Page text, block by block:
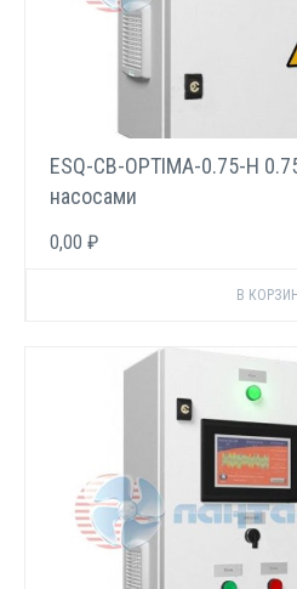
ESQ-CB-OPTIMA-0.75-H
насосами
0,00 ₽